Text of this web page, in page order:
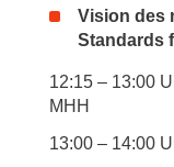
Vision des
Standards
12:15 – 13:00
MHH
13:00 – 14:00